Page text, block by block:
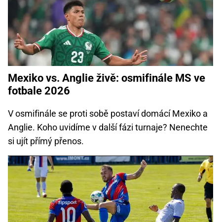
Mexiko vs. Anglie živě: osmifinále MS ve
fotbale 2026
V osmifinále se proti sobě postaví domácí Mexiko a
Anglie. Koho uvidíme v další fázi turnaje? Nenechte
si ujít přímý přenos.